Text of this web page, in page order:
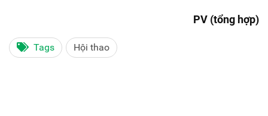
PV (tổng hợp)
Tags Hội thao